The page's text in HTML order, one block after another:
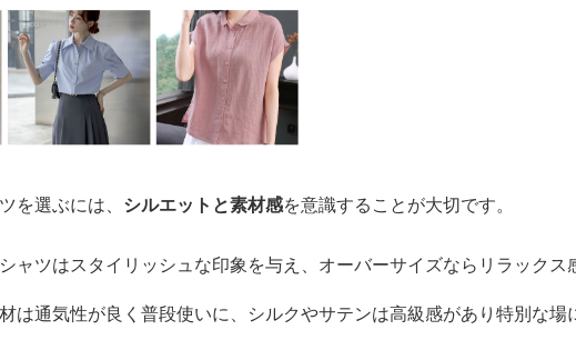
を選ぶには、 シルエットと素材感を意識することが大切です。
ャツはスタイリッシュな印象を与え、オーバーサイズならリラックス
は通気性が良く普段使いに、シルクやサテンは高級感があり特別な場